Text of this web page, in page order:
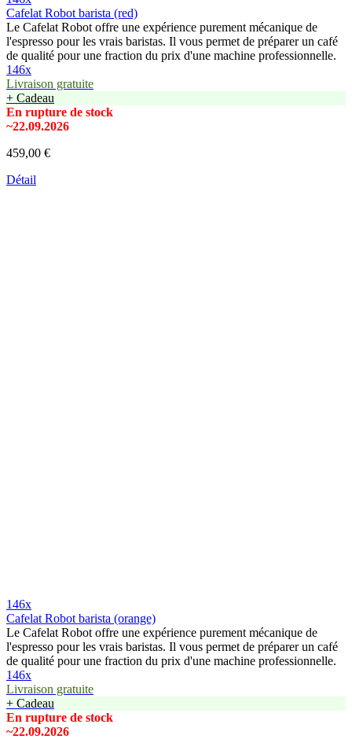
Cafelat Robot barista (red)
Le Cafelat Robot offre une expérience purement mécanique de
l'espresso pour les vrais baristas. Il vous permet de préparer un café
de qualité pour une fraction du prix d'une machine professionnelle.
146x
Livraison gratuite
+ Cadeau
En rupture de stock
~22.09.2026
459,00 €
Détail
146x
Cafelat Robot barista (orange)
Le Cafelat Robot offre une expérience purement mécanique de
l'espresso pour les vrais baristas. Il vous permet de préparer un café
de qualité pour une fraction du prix d'une machine professionnelle.
146x
Livraison gratuite
+ Cadeau
En rupture de stock
~22.09.2026